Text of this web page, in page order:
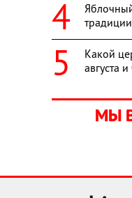
Какой
августа
МЫ